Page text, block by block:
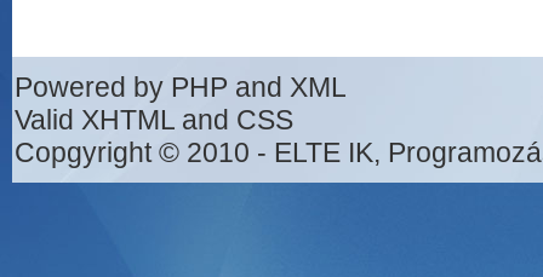
Powered by PHP and XML
Valid XHTML and CSS
Copgyright © 2010 - ELTE IK,